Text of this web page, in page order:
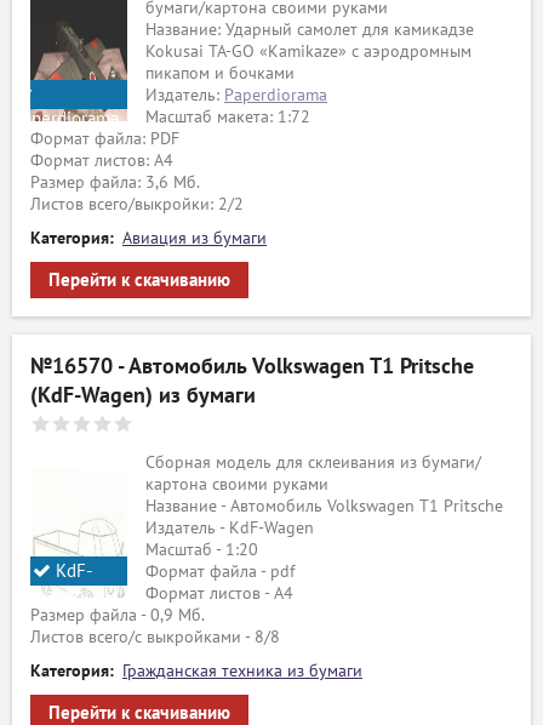
Paperdiorama
бумаги/картона своими руками
Название: Ударный самолет для камикадзе
Kokusai TA-GO «Kamikaze» с аэродромным
пикапом и бочками
Издатель: Paperdiorama
Масштаб макета: 1:72
Формат файла: PDF
Формат листов: A4
Размер файла: 3,6 Мб.
Листов всего/выкройки: 2/2
Категория: Авиация из бумаги
Перейти к скачиванию
№16570 - Автомобиль Volkswagen T1 Pritsche
(KdF-Wagen) из бумаги
KdF-
Wagen
Сборная модель для склеивания из бумаги/
картона своими руками
Название - Автомобиль Volkswagen T1 Pritsche
Издатель - KdF-Wagen
Масштаб - 1:20
Формат файла - pdf
Формат листов - A4
Размер файла - 0,9 Мб.
Листов всего/с выкройками - 8/8
Категория: Гражданская техника из бумаги
Перейти к скачиванию